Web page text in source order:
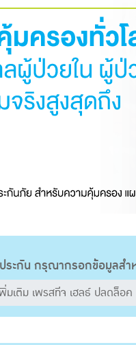
ระกัน กรุณากรอกข้อมูลส